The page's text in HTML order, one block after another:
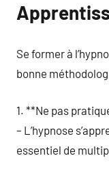
Se former à
bonne
1. **Ne pas
– L’hypnose
essentiel de